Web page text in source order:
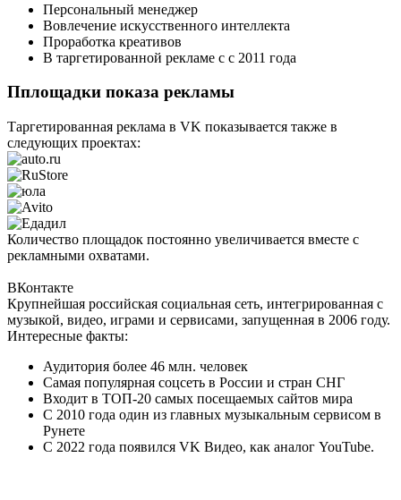
Персональный менеджер
Вовлечение искусственного интеллекта
Проработка креативов
В таргетированной рекламе с с 2011 года
Пплощадки показа рекламы
Таргетированная реклама в VK показывается также в
следующих проектах:
Количество площадок постоянно увеличивается вместе с
рекламными охватами.
ВКонтакте
Крупнейшая российская социальная сеть, интегрированная с
музыкой, видео, играми и сервисами, запущенная в 2006 году.
Интересные факты:
Аудитория более 46 млн. человек
Самая популярная соцсеть в России и стран СНГ
Входит в ТОП-20 самых посещаемых сайтов мира
С 2010 года один из главных музыкальным сервисом в
Рунете
С 2022 года появился VK Видео, как аналог YouTube.